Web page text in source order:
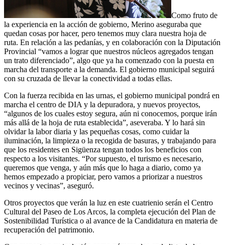
Como fruto de
la experiencia en la acción de gobierno, Merino aseguraba que
quedan cosas por hacer, pero tenemos muy clara nuestra hoja de
ruta. En relación a las pedanías, y en colaboración con la Diputación
Provincial “vamos a lograr que nuestros núcleos agregados tengan
un trato diferenciado”, algo que ya ha comenzado con la puesta en
marcha del transporte a la demanda. El gobierno municipal seguirá
con su cruzada de llevar la conectividad a todas ellas.
Con la fuerza recibida en las urnas, el gobierno municipal pondrá en
marcha el centro de DIA y la depuradora, y nuevos proyectos,
“algunos de los cuales estoy segura, aún ni conocemos, porque irán
más allá de la hoja de ruta establecida”, aseveraba. Y lo hará sin
olvidar la labor diaria y las pequeñas cosas, como cuidar la
iluminación, la limpieza o la recogida de basuras, y trabajando para
que los residentes en Sigüenza tengan todos los beneficios con
respecto a los visitantes. “Por supuesto, el turismo es necesario,
queremos que venga, y aún más que lo haga a diario, como ya
hemos empezado a propiciar, pero vamos a priorizar a nuestros
vecinos y vecinas”, aseguró.
Otros proyectos que verán la luz en este cuatrienio serán el Centro
Cultural del Paseo de Los Arcos, la completa ejecución del Plan de
Sostenibilidad Turística o al avance de la Candidatura en materia de
recuperación del patrimonio.